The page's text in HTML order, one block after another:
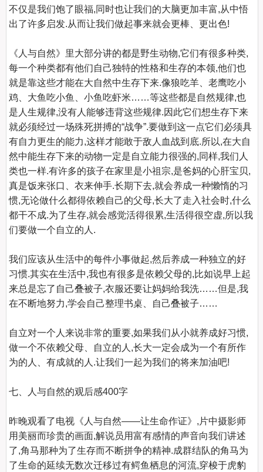
不仅是我们饱了眼福,同时也让我们的大脑更加丰富,从中悟
出了许多启发.从而让我们做起事来就会更棒、更出色!
《人与自然》里大部分讲的都是野生动物,它们有很多种类,
每一个种类都有他们自己独特的性格和生存的本领,他们也
就是靠这些才能在大自然中生存下来.像狼吃羊、老鹰吃小
鸡、大鱼吃小鱼、小鱼吃虾米……等这些都是自然规律,也
是人生规律,没有人能够违背这些规律.因此它们想生存下来
就必须经过一场殊死拼搏的“战争”.要做到这一点它们必须具
有自力更生的能力,这样才能敢于敌人血战到底.所以,在大自
然中能生存下来的动物一定是自立能力很强的,同样,我们人
类也一样.有许多的孩子在家里是小祖宗,是爸妈的心肝宝贝,
真是饭来张口、衣来伸手.长期下去,就会养成一种懒惰的习
惯,无论做什么都得依赖自己的父母,长大了走入社会时,什么
都干不成.为了生存,就会感觉活得很累,生活得很空虚,所以我
们要做一个自立的人.
我们应该从生活中的每件小事做起,然后养成一种独立的好
习惯.其实在生活中,我也有很多是依赖父母的,比如说早上起
来总是忘了自己叠被子,衣服还要让妈妈给我洗……但是,我
在不断地努力,学会自己整理书桌、自己叠被子……
自立对一个人来说非常的重要,如果我们从小就养成好习惯,
做一个不依赖父母、自立的人,长大一定会成为一个有所作
为的人、有成就的人.让我们一起为我们的将来加油吧!
七、人与自然的观后感400字
昨晚观看了电视《人与自然——让生命作证》,片中摄影师
用美丽而珍贵的画面,解说员用富有感情的声音向我们讲述
了,角马那种为了生存而不断拼争的精神.成群结队的角马为
了生命的延续无数次迁移过有鳄鱼栖息的河流,穿梭于虎豹